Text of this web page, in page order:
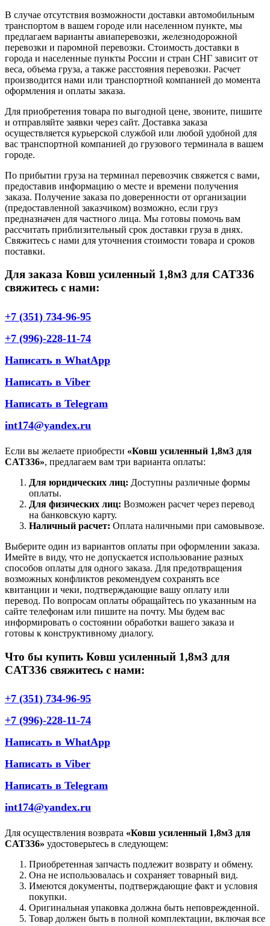
В случае отсутствия возможности доставки автомобильным
транспортом в вашем городе или населенном пункте, мы
предлагаем варианты авиаперевозки, железнодорожной
перевозки и паромной перевозки. Стоимость доставки в
города и населенные пункты России и стран СНГ зависит от
веса, объема груза, а также расстояния перевозки. Расчет
производится нами или транспортной компанией до момента
оформления и оплаты заказа.
Для приобретения товара по выгодной цене, звоните, пишите
и отправляйте заявки через сайт. Доставка заказа
осуществляется курьерской службой или любой удобной для
вас транспортной компанией до грузового терминала в вашем
городе.
По прибытии груза на терминал перевозчик свяжется с вами,
предоставив информацию о месте и времени получения
заказа. Получение заказа по доверенности от организации
(предоставленной заказчиком) возможно, если груз
предназначен для частного лица. Мы готовы помочь вам
рассчитать приблизительный срок доставки груза в днях.
Свяжитесь с нами для уточнения стоимости товара и сроков
поставки.
Для заказа Ковш усиленный 1,8м3 для CAT336
свяжитесь с нами:
+7 (351) 734-96-95
+7 (996)-228-11-74
Написать в WhatApp
Написать в Viber
Написать в Telegram
int174@yandex.ru
Если вы желаете приобрести «Ковш усиленный 1,8м3 для
CAT336», предлагаем вам три варианта оплаты:
Для юридических лиц: Доступны различные формы
оплаты.
Для физических лиц: Возможен расчет через перевод
на банковскую карту.
Наличный расчет: Оплата наличными при самовывозе.
Выберите один из вариантов оплаты при оформлении заказа.
Имейте в виду, что не допускается использование разных
способов оплаты для одного заказа. Для предотвращения
возможных конфликтов рекомендуем сохранять все
квитанции и чеки, подтверждающие вашу оплату или
перевод. По вопросам оплаты обращайтесь по указанным на
сайте телефонам или пишите на почту. Мы будем вас
информировать о состоянии обработки вашего заказа и
готовы к конструктивному диалогу.
Что бы купить Ковш усиленный 1,8м3 для
CAT336 свяжитесь с нами:
+7 (351) 734-96-95
+7 (996)-228-11-74
Написать в WhatApp
Написать в Viber
Написать в Telegram
int174@yandex.ru
Для осуществления возврата «Ковш усиленный 1,8м3 для
CAT336» удостоверьтесь в следующем:
Приобретенная запчасть подлежит возврату и обмену.
Она не использовалась и сохраняет товарный вид.
Имеются документы, подтверждающие факт и условия
покупки.
Оригинальная упаковка должна быть неповрежденной.
Товар должен быть в полной комплектации, включая все